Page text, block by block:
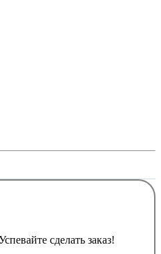
сделать заказ!